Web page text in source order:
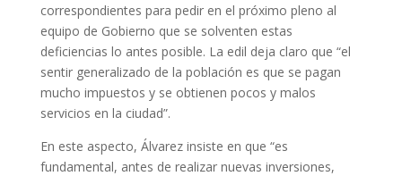
correspondientes para pedir en el próximo pleno al
equipo de Gobierno que se solventen estas
deficiencias lo antes posible. La edil deja claro que “el
sentir generalizado de la población es que se pagan
mucho impuestos y se obtienen pocos y malos
servicios en la ciudad”.
En este aspecto, Álvarez insiste en que “es
fundamental, antes de realizar nuevas inversiones,